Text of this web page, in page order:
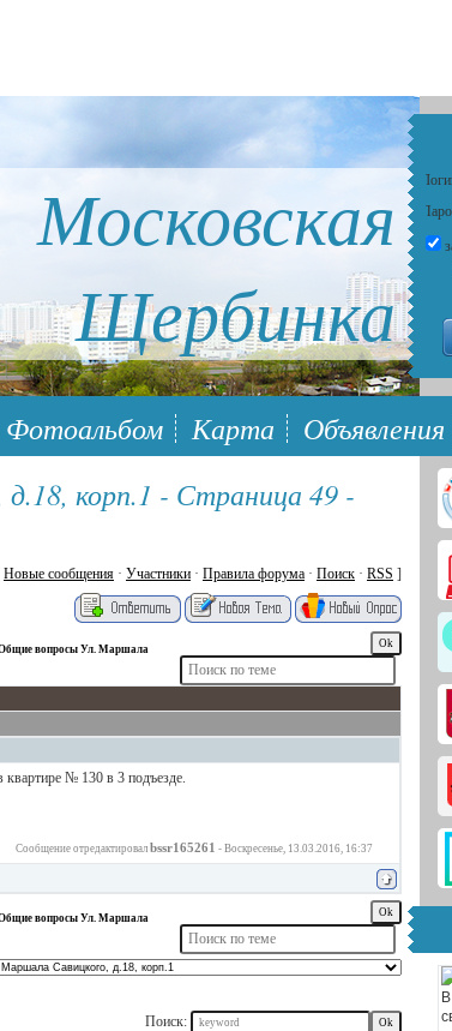
Московская
Щербинка
Фотоальбом Карта Объявления
корп.1 - Страница 49 -
Новые сообщения · Участники · Правила форума · Поиск · RSS ]
вопросы Ул. Маршала
квартире № 130 в 3 подъезде.
Сообщение отредактировал bssr165261 - Воскресенье, 13.03.2016, 16:37
вопросы Ул. Маршала
Поиск: